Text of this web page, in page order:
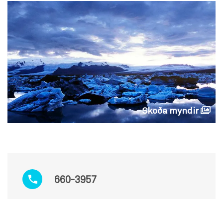
Skoða myndir
660-3957